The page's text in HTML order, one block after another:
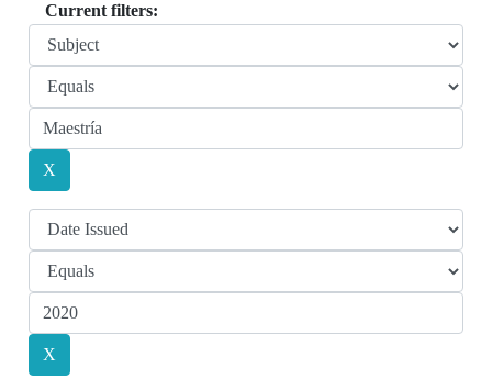
Current filters: